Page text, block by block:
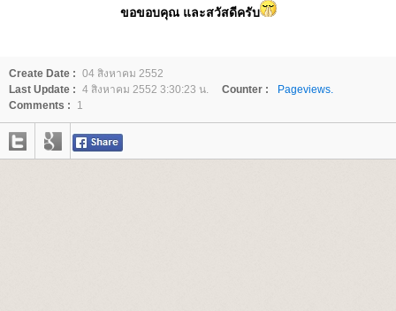
ขอขอบคุณ และสวัสดีครับ
Create Date : 04 สิงหาคม 2552
Last Update : 4 สิงหาคม 2552 3:30:23 น. Counter :
Pageviews.
Comments :
1